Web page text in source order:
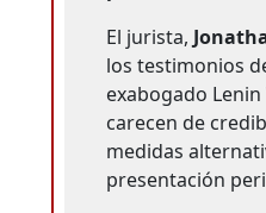
El jurista,
los testimonios
exabogado
carecen de
medidas
presentación